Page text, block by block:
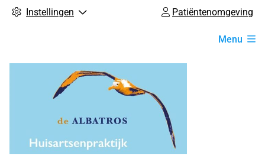
Instellingen Patiëntenomgeving
Menu